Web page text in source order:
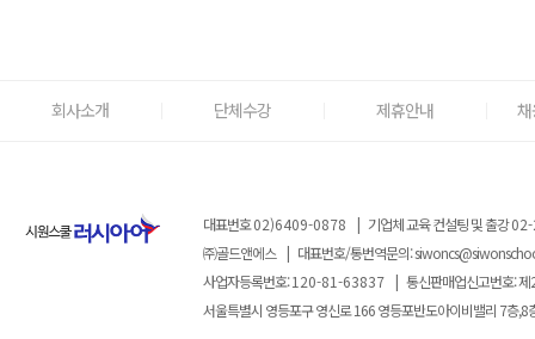
회사소개 단체수강 제휴안내
대표번호02)6409-0878 | 기업체 교육 컨설팅 및 출강
㈜골드앤에스 | 대표번호/통번역문의:
사업자등록번호:120-81-63837 | 통신판매업신고번호: 제
서울특별시 영등포구 영신로 166 영등포반도아이비밸리 7층,8